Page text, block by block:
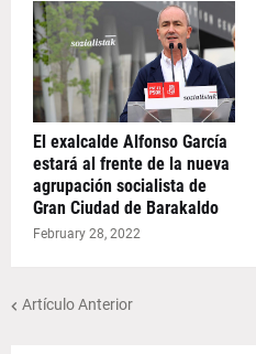
El exalcalde Alfonso García
estará al frente de la nueva
agrupación socialista de
Gran Ciudad de Barakaldo
February 28, 2022
Artículo Anterior